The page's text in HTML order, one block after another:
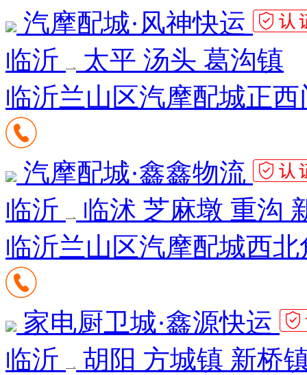
汽摩配城·风神快运
临沂
太平 汤头 葛沟镇
临沂兰山区汽摩配城正
汽摩配城·鑫鑫物流
临沂
临沭 芝麻墩 重沟
临沂兰山区汽摩配城西北
家电厨卫城·鑫源快运
临沂
胡阳 方城镇 新桥